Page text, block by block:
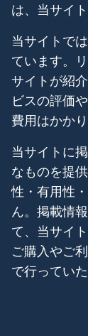
は、当サイ
当サイトで
ています。
サイトが紹
ビスの評価
費用はかかり
当サイトに
なものを提
性・有用性
ん。掲載情
て、当サイ
ご購入やご
で行ってい